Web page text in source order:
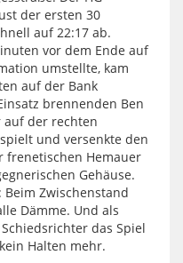
der ersten 30
auf 22:17 ab.
vor dem Ende auf
umstellte, kam
auf der Bank
brennenden Ben
der rechten
und versenkte den
frenetischen Hemauer
Gehäuse.
Zwischenstand
Dämme. Und als
das Spiel
Halten mehr.